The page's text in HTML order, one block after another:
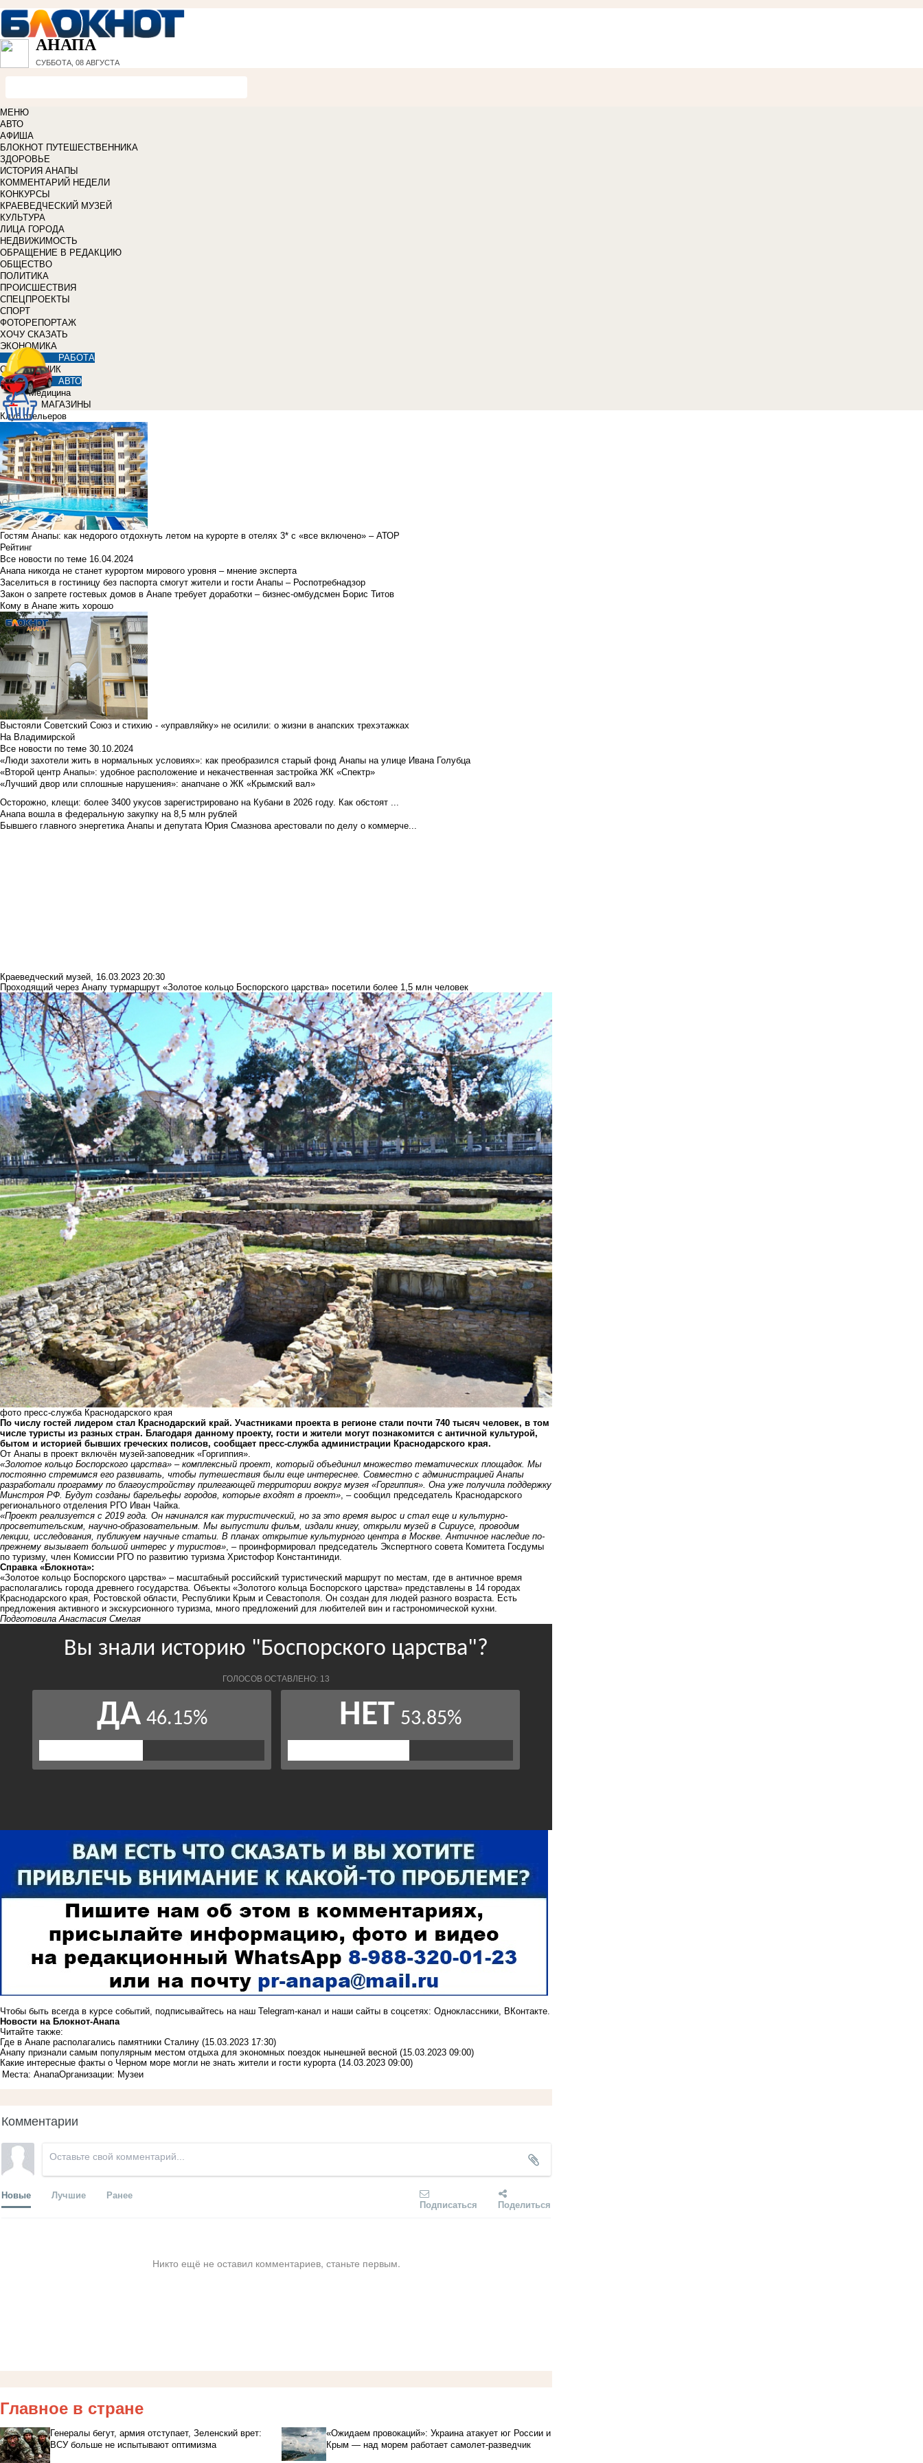
АНАПА
СУББОТА, 08 АВГУСТА
МЕНЮ
АВТО
АФИША
БЛОКНОТ ПУТЕШЕСТВЕННИКА
ЗДОРОВЬЕ
ИСТОРИЯ АНАПЫ
КОММЕНТАРИЙ НЕДЕЛИ
КОНКУРСЫ
КРАЕВЕДЧЕСКИЙ МУЗЕЙ
КУЛЬТУРА
ЛИЦА ГОРОДА
НЕДВИЖИМОСТЬ
ОБРАЩЕНИЕ В РЕДАКЦИЮ
ОБЩЕСТВО
ПОЛИТИКА
ПРОИСШЕСТВИЯ
СПЕЦПРОЕКТЫ
СПОРТ
ФОТОРЕПОРТАЖ
ХОЧУ СКАЗАТЬ
ЭКОНОМИКА
РАБОТА
СПРАВОЧНИК
АВТО
Медицина
МАГАЗИНЫ
Клуб отельеров
Гостям Анапы: как недорого отдохнуть летом на курорте в отелях 3* с «все включено» – АТОР
Рейтинг
Все новости по теме 16.04.2024
Анапа никогда не станет курортом мирового уровня – мнение эксперта
Заселиться в гостиницу без паспорта смогут жители и гости Анапы – Роспотребнадзор
Закон о запрете гостевых домов в Анапе требует доработки – бизнес-омбудсмен Борис Титов
Кому в Анапе жить хорошо
Выстояли Советский Союз и стихию - «управляйку» не осилили: о жизни в анапских трехэтажках
На Владимирской
Все новости по теме 30.10.2024
«Люди захотели жить в нормальных условиях»: как преобразился старый фонд Анапы на улице Ивана Голубца
«Второй центр Анапы»: удобное расположение и некачественная застройка ЖК «Спектр»
«Лучший двор или сплошные нарушения»: анапчане о ЖК «Крымский вал»
Осторожно, клещи: более 3400 укусов зарегистрировано на Кубани в 2026 году. Как обстоят ...
Анапа вошла в федеральную закупку на 8,5 млн рублей
Бывшего главного энергетика Анапы и депутата Юрия Смазнова арестовали по делу о коммерче...
Краеведческий музей, 16.03.2023 20:30
Проходящий через Анапу турмаршрут «Золотое кольцо Боспорского царства» посетили более 1,5 млн человек
фото пресс-служба Краснодарского края
По числу гостей лидером стал Краснодарский край. Участниками проекта в регионе стали почти 740 тысяч человек, в том
числе туристы из разных стран. Благодаря данному проекту, гости и жители могут познакомится с античной культурой,
бытом и историей бывших греческих полисов, сообщает пресс-служба администрации Краснодарского края.
От Анапы в проект включён музей-заповедник «Горгиппия».
«Золотое кольцо Боспорского царства» – комплексный проект, который объединил множество тематических площадок. Мы
постоянно стремимся его развивать, чтобы путешествия были еще интереснее. Совместно с администрацией Анапы
разработали программу по благоустройству прилегающей территории вокруг музея «Горгиппия». Она уже получила поддержку
Минстроя РФ. Будут созданы барельефы городов, которые входят в проект» , – сообщил председатель Краснодарского
регионального отделения РГО Иван Чайка.
«Проект реализуется с 2019 года. Он начинался как туристический, но за это время вырос и стал еще и культурно-
просветительским, научно-образовательным. Мы выпустили фильм, издали книгу, открыли музей в Сириусе, проводим
лекции, исследования, публикуем научные статьи. В планах открытие культурного центра в Москве. Античное наследие по-
прежнему вызывает большой интерес у туристов» , – проинформировал председатель Экспертного совета Комитета Госдумы
по туризму, член Комиссии РГО по развитию туризма Христофор Константиниди.
Справка «Блокнота»:
«Золотое кольцо Боспорского царства» – масштабный российский туристический маршрут по местам, где в античное время
располагались города древнего государства. Объекты «Золотого кольца Боспорского царства» представлены в 14 городах
Краснодарского края, Ростовской области, Республики Крым и Севастополя. Он создан для людей разного возраста. Есть
предложения активного и экскурсионного туризма, много предложений для любителей вин и гастрономической кухни.
Подготовила Анастасия Смелая
Чтобы быть всегда в курсе событий, подписывайтесь на наш Telegram-канал и наши сайты в соцсетях: Одноклассники, ВКонтакте
Новости на Блoкнoт-Анапа
Читайте также:
Где в Анапе располагались памятники Сталину (15.03.2023 17:30)
Анапу признали самым популярным местом отдыха для экономных поездок нынешней весной (15.03.2023 09:00)
Какие интересные факты о Черном море могли не знать жители и гости курорта (14.03.2023 09:00)
Места: АнапаОрганизации: Музеи
Комментарии
Новые Лучшие Ранее
Подписаться Поделиться
Никто ещё не оставил комментариев, станьте первым.
Главное в стране
Генералы бегут, армия отступает, Зеленский врет:
ВСУ больше не испытывают оптимизма
«Ожидаем провокаций»: Украина атакует юг России и
Крым — над морем работает самолет-разведчик